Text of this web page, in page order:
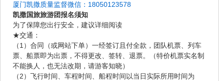
厦门凯撒质量监督微信：18050123578
凯撒国旅旅游团报名须知
为了保障您出行安全，建议详细阅读
★交通：
（1）合同（或网站下单）一经签订且付全款，团队机票、列车
票、船票即为出票，不得更改、签转、退票。（特价机票实名制
不能换人，也无法改期，请游客知晓）
（2）飞行时间、车程时间、船程时间以当日实际所用时间为